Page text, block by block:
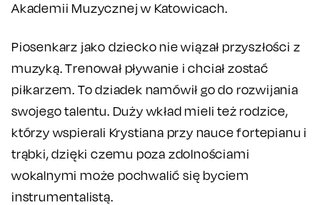
Akademii Muzycznej w Katowicach.
Piosenkarz jako dziecko nie wiązał przyszłości z
muzyką. Trenował pływanie i chciał zostać
piłkarzem. To dziadek namówił go do rozwijania
swojego talentu. Duży wkład mieli też rodzice,
którzy wspierali Krystiana przy nauce fortepianu i
trąbki, dzięki czemu poza zdolnościami
wokalnymi może pochwalić się byciem
instrumentalistą.